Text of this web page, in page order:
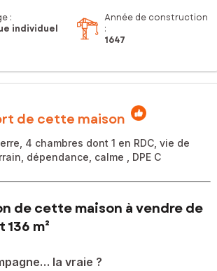
:
individuel
Année de construction
:
1647
de cette maison
4 chambres dont 1 en RDC, vie de
dépendance, calme , DPE C
de cette maison à vendre de
m²
la vraie ?